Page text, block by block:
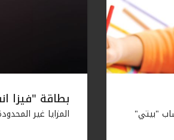
"بيتي"
بطاقة "فيزا
المزايا غير